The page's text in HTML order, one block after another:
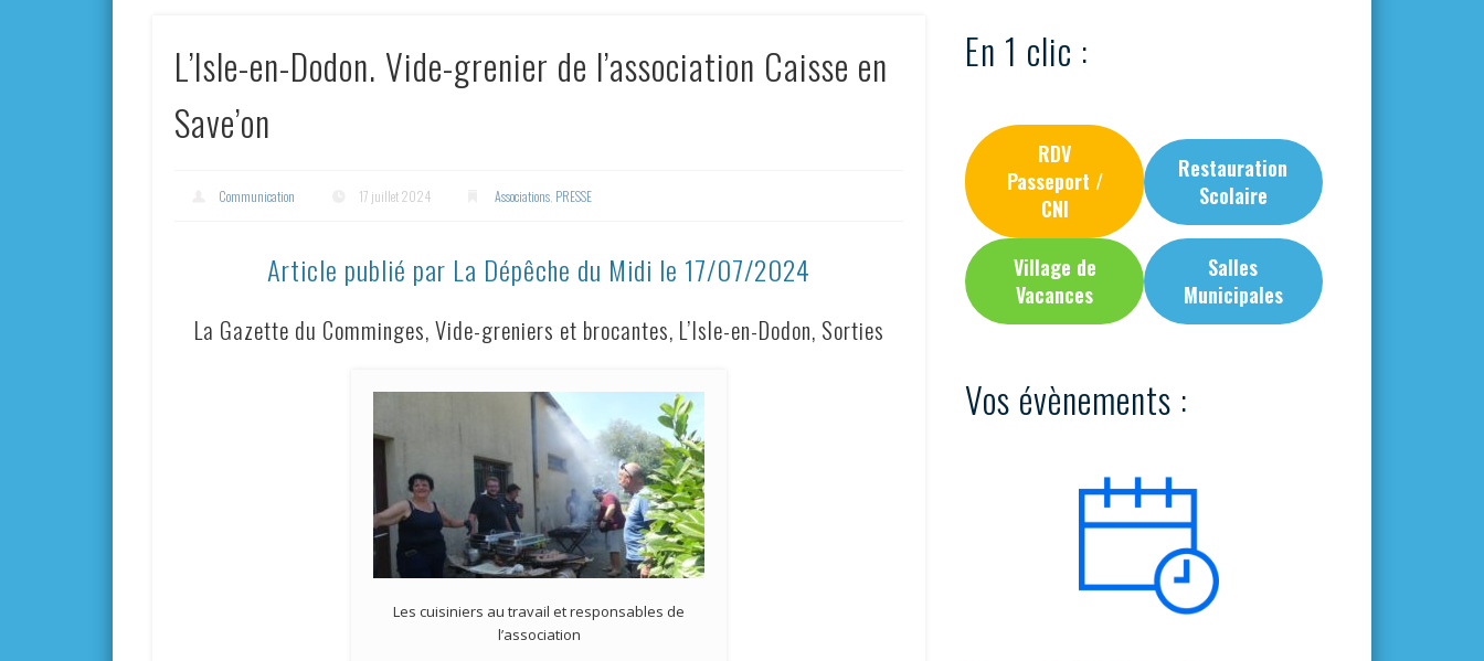
L’Isle-en-Dodon. Vide-grenier de l’association Caisse en
Save’on
Communication 17 juillet 2024 Associations PRESSE
Article publié par La Dépêche du Midi le 17/07/2024
La Gazette du Comminges, Vide-greniers et brocantes, L’Isle-en-Dodon, Sorties
Les cuisiniers au travail et responsables de
l’association
En 1 clic :
RDV
Passeport /
CNI
Restauration
Scolaire
Village de
Vacances
Salles
Municipales
Vos évènements :